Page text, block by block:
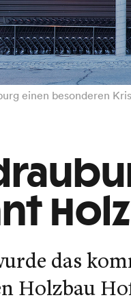
einen besonderen
das
Holzbau